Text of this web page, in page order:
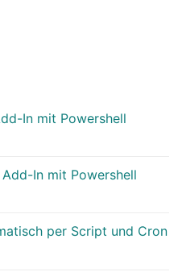
In mit Powershell
In mit Powershell
per Script und Cron